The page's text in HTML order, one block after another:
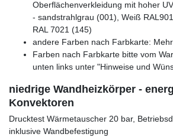
Oberflächenverkleidung mit hoher
- sandstrahlgrau (001), Weiß
RAL 7021 (145)
andere Farben nach Farbkarte:
Farben nach Farbkarte bitte vom
unten links unter "Hinweise und
niedrige Wandheizkörper -
Konvektoren
Drucktest Wärmetauscher 20 bar,
inklusive Wandbefestigung